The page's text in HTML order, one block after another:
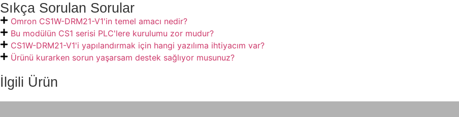
Sıkça Sorulan Sorular
Omron CS1W-DRM21-V1'in temel amacı nedir?
Bu modülün CS1 serisi PLC'lere kurulumu zor mudur?
CS1W-DRM21-V1'i yapılandırmak için hangi yazılıma ihtiyacım var?
Ürünü kurarken sorun yaşarsam destek sağlıyor musunuz?
İlgili Ürün